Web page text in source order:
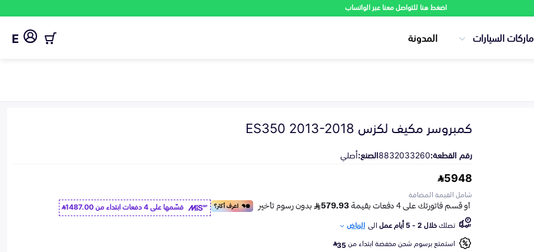
اضغط هنا للتواصل معنا عبر الواتساب
ماركات السيارات المدونة E
كمبروسر مكيف لكزس ES350 2013-2018
رقم القطعة:8832033260الصنع:أصلي
5948
شامل القيمة المضافة
قسّمها على 4 دفعات ابتداء من
1487.00
تصلكخلال 2 - 5 أيام عمل الى الرياض
استمتع برسوم شحن مخفضة ابتداء من35